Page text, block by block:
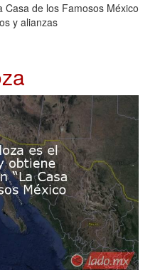
de los Famosos México
y alianzas